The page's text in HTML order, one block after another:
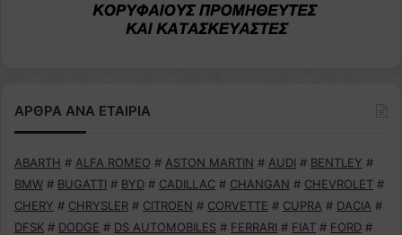
ΑΡΘΡΑ ΑΝΑ ΕΤΑΙΡΙΑ
ABARTH # ALFA ROMEO # ASTON MARTIN # AUDI # BENTLEY #
BMW # BUGATTI # BYD # CADILLAC # CHANGAN # CHEVROLET #
CHERY # CHRYSLER # CITROEN # CORVETTE # CUPRA # DACIA #
DFSK # DODGE # DS AUTOMOBILES # FERRARI # FIAT # FORD #